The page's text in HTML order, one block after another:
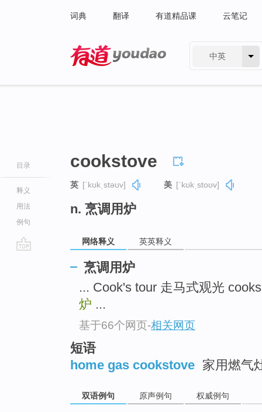
词典 翻译 有道精品课 云笔记
中英
目录
释义
用法
例句
cookstove
英 [ˈkʊkˌstəʊv] 美 [ˈkʊkˌstoʊv]
n. 烹调用炉
网络释义 英英释义
烹调用炉
... Cook's tour 走马式观光
炉 ...
基于66个网页-相关网页
短语
home gas cookstove 家用燃气
双语例句 原声例句 权威例句